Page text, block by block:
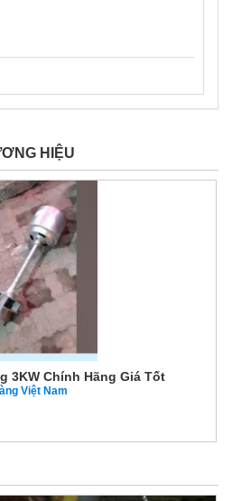
HIỆU
3KW Chính Hãng Giá Tốt
Việt Nam